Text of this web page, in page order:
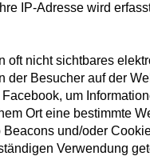
IP-Adresse wird
oft nicht sichtbares
Besucher auf der
um
Ort eine bestimmte
und/oder
Verwendung